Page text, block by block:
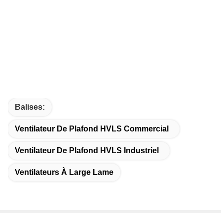
Balises:
Ventilateur De Plafond HVLS Commercial
Ventilateur De Plafond HVLS Industriel
Ventilateurs À Large Lame